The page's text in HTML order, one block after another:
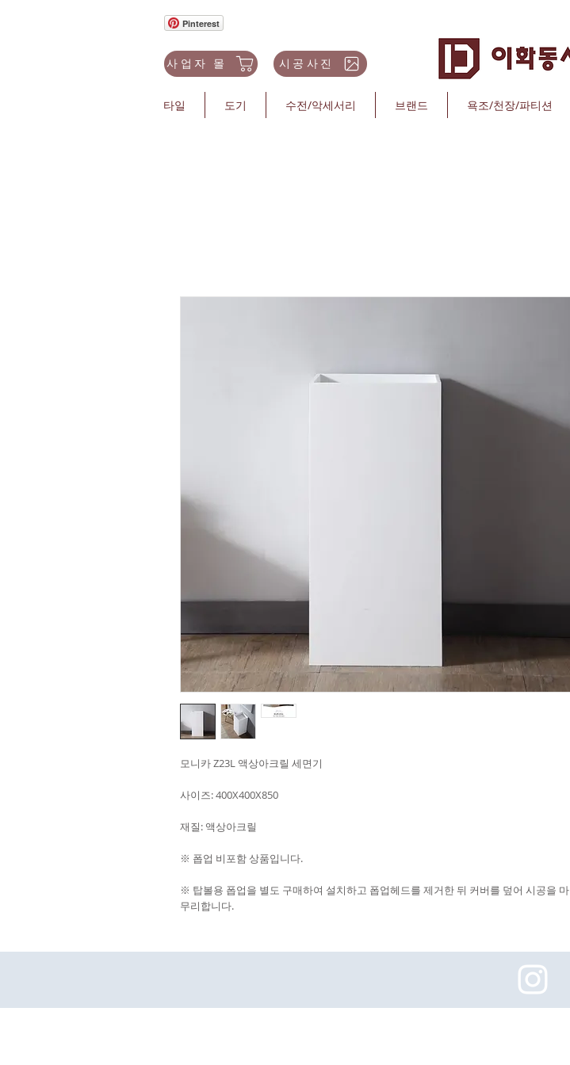
Pinterest
사업자 몰 시공사진
타일 도기 수전/악세서리 브랜드 욕조/천장/파티션
모니카 Z23L 액상아크릴 세면기
사이즈: 400X400X850
재질: 액상아크릴
※ 폽업 비포함 상품입니다.
※ 탑볼용 폽업을 별도 구매하여 설치하고 폽업헤드를 제거한 뒤 커버를 덮어 시공을 마
무리합니다.